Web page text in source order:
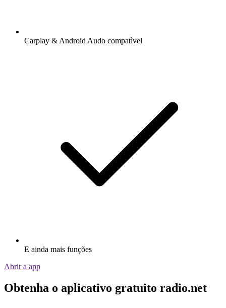
Carplay & Android Audo compatìvel
E ainda mais funções
Abrir a app
Obtenha o aplicativo gratuito radio.net